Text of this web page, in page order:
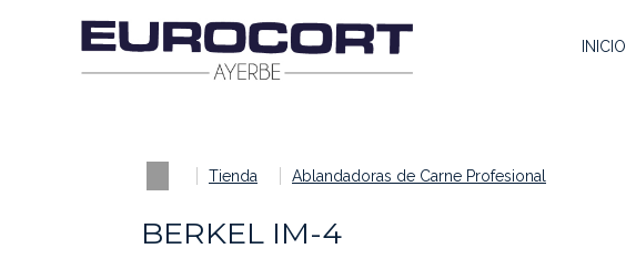
INICIO
Tienda Ablandadoras de Carne Profesional
BERKEL IM-4